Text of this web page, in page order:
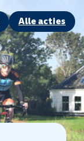
Alle acties